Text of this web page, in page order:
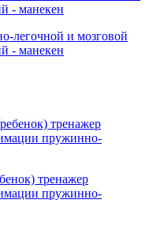
легочной и мозговой
- манекен
тренажер
пружинно-